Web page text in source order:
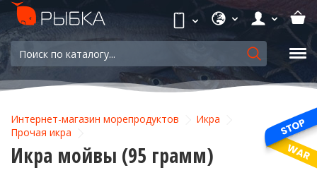
Интернет-магазин морепродуктов
Икра
Прочая икра
Икра мойвы (95 грамм)